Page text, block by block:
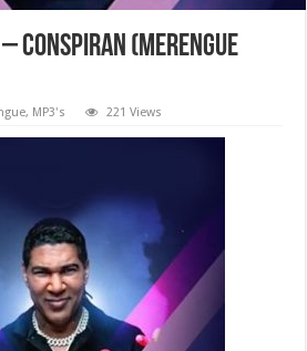
Conspiran (Merengue
, MP3's 221 Views